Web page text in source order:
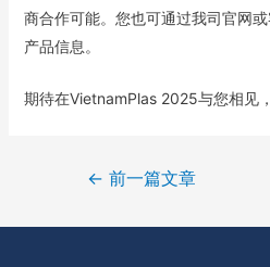
商合作可能。您也可通过我司官网
产品信息。
期待在VietnamPlas 2025与您相见
← 前一篇文章